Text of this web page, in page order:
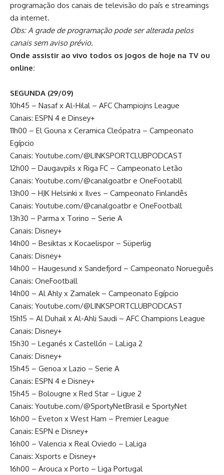
programação dos canais de televisão do país e streamings
da internet.
Obs: A grade de programação pode ser alterada pelos
canais sem aviso prévio.
Onde assistir ao vivo todos os jogos de hoje na TV ou
online:
SEGUNDA (29/09)
10h45 – Nasaf x Al-Hilal – AFC Champiojns League
Canais: ESPN 4 e Dinsey+
11h00 – El Gouna x Ceramica Cleópatra – Campeonato
Egípcio
Canais: Youtube.com/@LINKSPORTCLUBPODCAST
12h00 – Daugavpils x Riga FC – Campeonato Letão
Canais: Youtube.com/@canalgoatbr e OneFootabll
13h00 – HJK Helsinki x Ilves – Campeonato Finlandês
Canais: Youtube.com/@canalgoatbr e OneFootball
13h30 – Parma x Torino – Serie A
Canais: Disney+
14h00 – Besiktas x Kocaelispor – Süperlig
Canais: Disney+
14h00 – Haugesund x Sandefjord – Campeonato Norueguês
Canais: OneFootball
14h00 – Al Ahly x Zamalek – Campeonato Egípcio
Canais: Youtube.com/@LINKSPORTCLUBPODCAST
15h15 – Al Duhail x Al-Ahli Saudi – AFC Champions League
Canais: Disney+
15h30 – Leganés x Castellón – LaLiga 2
Canais: Disney+
15h45 – Genoa x Lazio – Serie A
Canais: ESPN 4 e Disney+
15h45 – Bolougne x Red Star – Ligue 2
Canais: Youtube.com/@SportyNetBrasil e SportyNet
16h00 – Eveton x West Ham – Premier League
Canais: ESPN e Disney+
16h00 – Valencia x Real Oviedo – LaLiga
Canais: Xsports e Disney+
16h00 – Arouca x Porto – Liga Portugal